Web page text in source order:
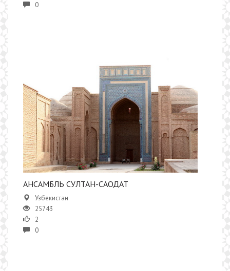
0
АНСАМБЛЬ СУЛТАН-САОДАТ
Узбекистан
25743
2
0